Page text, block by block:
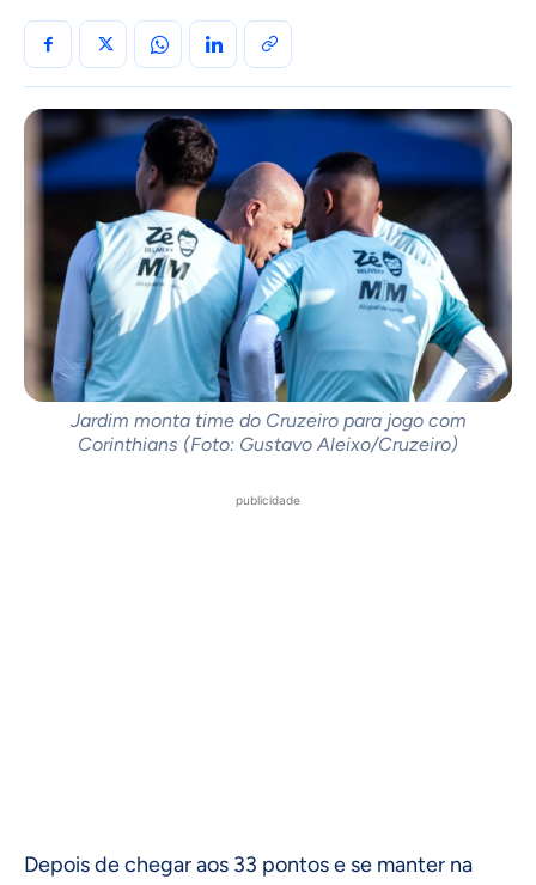
Jardim monta time do Cruzeiro para jogo com
Corinthians (Foto: Gustavo Aleixo/Cruzeiro)
publicidade
Depois de chegar aos 33 pontos e se manter na